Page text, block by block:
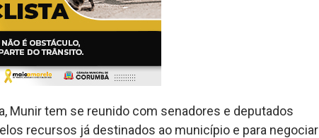
Munir tem se reunido com senadores e deputados
recursos já destinados ao município e para negociar